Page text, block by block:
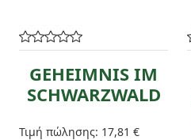
GEHEIMNIS IM
SCHWARZWALD
Τιμή πώλησης: 17,81 €